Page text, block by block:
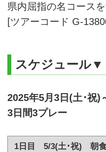
県内屈指の名コース
[ツアーコード G-
スケジュール▼
2025年5月3日(土･祝)
3日間3プレー
1日目 5/3(土･祝)